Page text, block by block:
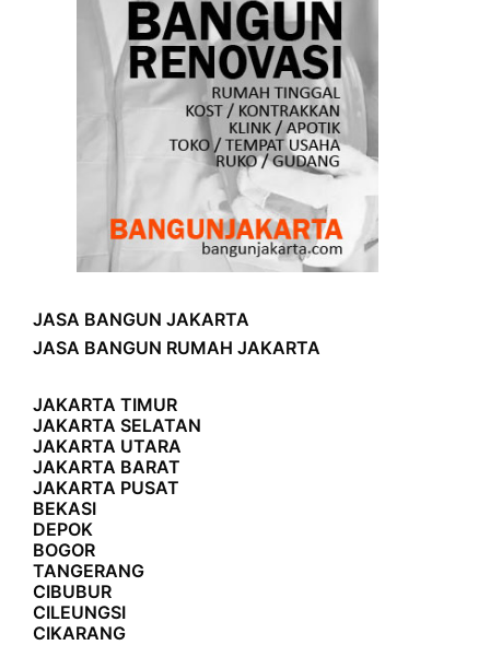
JASA BANGUN JAKARTA
JASA BANGUN RUMAH JAKARTA
JAKARTA TIMUR
JAKARTA SELATAN
JAKARTA UTARA
JAKARTA BARAT
JAKARTA PUSAT
BEKASI
DEPOK
BOGOR
TANGERANG
CIBUBUR
CILEUNGSI
CIKARANG